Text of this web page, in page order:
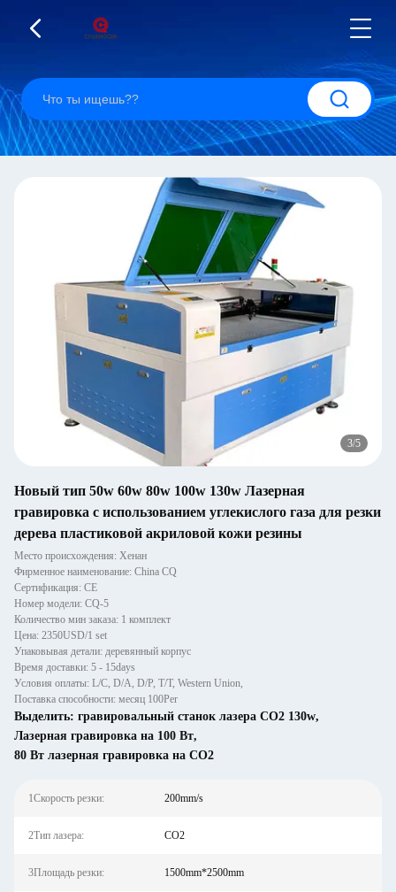
3/5
Новый тип 50w 60w 80w 100w 130w Лазерная
гравировка с использованием углекислого газа для резки
дерева пластиковой акриловой кожи резины
Место происхождения: Хенан
Фирменное наименование: China CQ
Сертификация: CE
Номер модели: CQ-5
Количество мин заказа: 1 комплект
Цена: 2350USD/1 set
Упаковывая детали: деревянный корпус
Время доставки: 5 - 15days
Условия оплаты: L/C, D/A, D/P, T/T, Western Union,
Поставка способности: месяц 100Per
Выделить: гравировальный станок лазера СО2 130w,
Лазерная гравировка на 100 Вт,
80 Вт лазерная гравировка на CO2
1Скорость резки: 200mm/s
2Тип лазера: СО2
3Площадь резки: 1500mm*2500mm